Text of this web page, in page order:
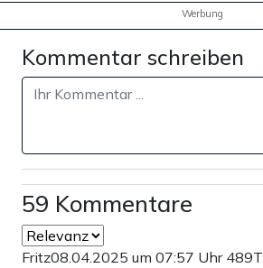
Werbung
Kommentar schreiben
59 Kommentare
Fritz08.04.2025 um 07:57 Uhr 489T